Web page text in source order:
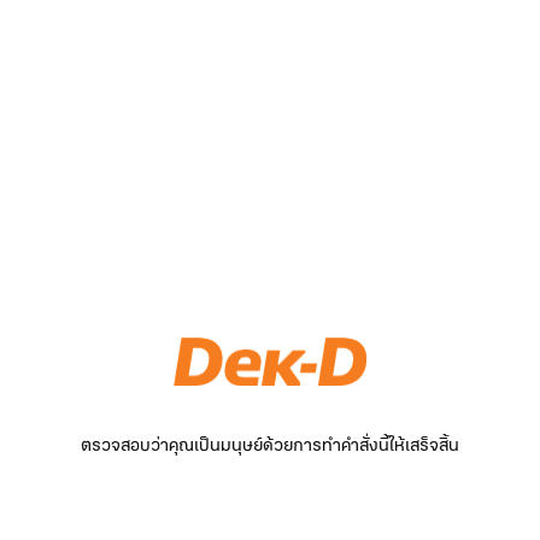
ตรวจสอบว่าคุณเป็นมนุษย์ด้วยการทำคำสั่งนี้ให้เสร็จสิ้น